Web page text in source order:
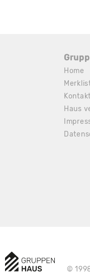
Home
Kontakt
Haus
©